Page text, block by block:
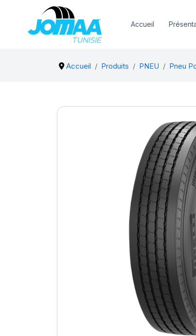
Accueil
Accueil Produits PNEU Pneu